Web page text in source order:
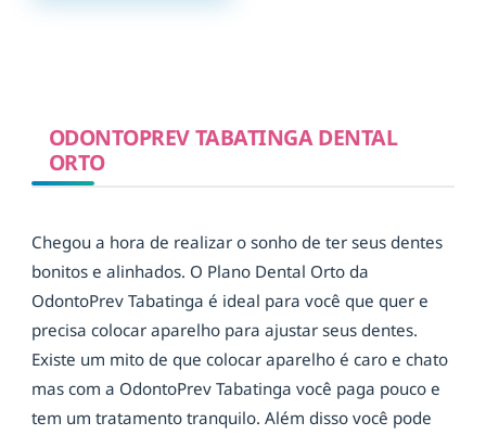
ODONTOPREV TABATINGA DENTAL
ORTO
Chegou a hora de realizar o sonho de ter seus dentes
bonitos e alinhados. O Plano Dental Orto da
OdontoPrev Tabatinga é ideal para você que quer e
precisa colocar aparelho para ajustar seus dentes.
Existe um mito de que colocar aparelho é caro e chato
mas com a OdontoPrev Tabatinga você paga pouco e
tem um tratamento tranquilo. Além disso você pode